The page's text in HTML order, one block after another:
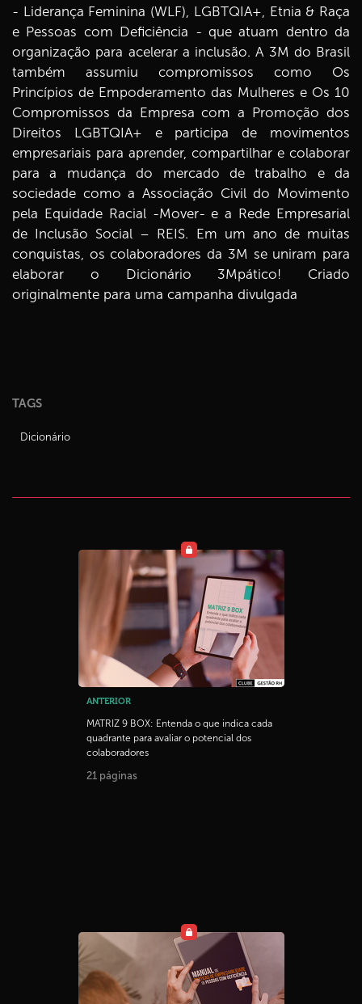
- Liderança Feminina (WLF), LGBTQIA+, Etnia & Raça
e Pessoas com Deficiência - que atuam dentro da
organização para acelerar a inclusão. A 3M do Brasil
também assumiu compromissos como Os
Princípios de Empoderamento das Mulheres e Os 10
Compromissos da Empresa com a Promoção dos
Direitos LGBTQIA+ e participa de movimentos
empresariais para aprender, compartilhar e colaborar
para a mudança do mercado de trabalho e da
sociedade como a Associação Civil do Movimento
pela Equidade Racial -Mover- e a Rede Empresarial
de Inclusão Social – REIS. Em um ano de muitas
conquistas, os colaboradores da 3M se uniram para
elaborar o Dicionário 3Mpático! Criado
originalmente para uma campanha divulgada
TAGS
Dicionário
ANTERIOR
MATRIZ 9 BOX: Entenda o que indica cada
quadrante para avaliar o potencial dos
colaboradores
21 páginas